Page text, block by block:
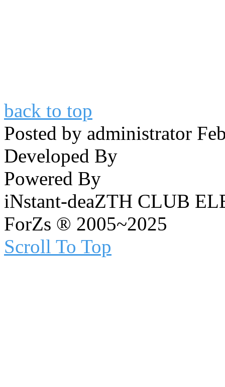
back to top
Posted by administrator
Developed By
Powered By
iNstant-deaZTH CLUB
ForZs ® 2005~2025
Scroll To Top